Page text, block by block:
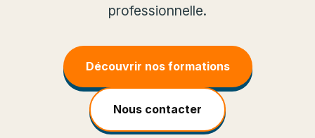
professionnelle.
Découvrir nos formations
Nous contacter